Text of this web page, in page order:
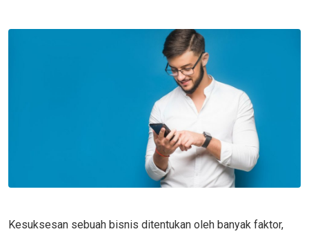
Email
Kesuksesan sebuah bisnis ditentukan oleh banyak faktor,